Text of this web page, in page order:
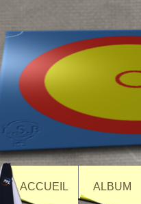
ACCUEIL ALBUM